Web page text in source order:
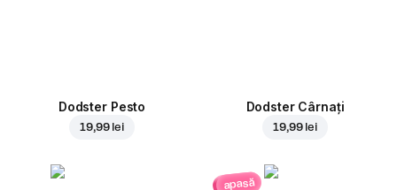
Dodster Pesto
19,99 lei
Dodster Cârnați
19,99 lei
apasă